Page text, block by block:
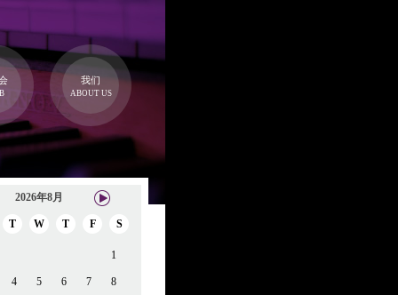
我们
ABOUT US
2026年8月
T W T F S
1
4 5 6 7 8